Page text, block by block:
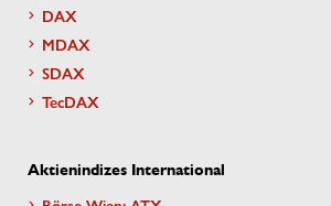
DAX
MDAX
SDAX
TecDAX
Aktienindizes International